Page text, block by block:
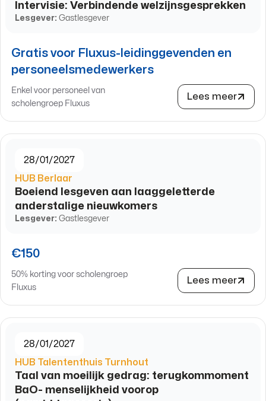
Intervisie: Verbindende welzijnsgesprekken
Lesgever: Gastlesgever
Gratis voor Fluxus-leidinggevenden en
personeelsmedewerkers
Enkel voor personeel van
scholengroep Fluxus
Lees meer
28/01/2027
HUB Berlaar
Boeiend lesgeven aan laaggeletterde
anderstalige nieuwkomers
Lesgever: Gastlesgever
€150
50% korting voor scholengroep
Fluxus
Lees meer
28/01/2027
HUB Talententhuis Turnhout
Taal van moeilijk gedrag: terugkommoment
BaO- menselijkheid voorop